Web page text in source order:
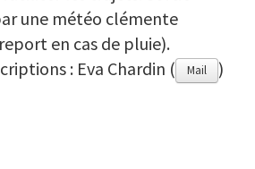
une météo clémente
en cas de pluie).
: Eva Chardin (
Mail )